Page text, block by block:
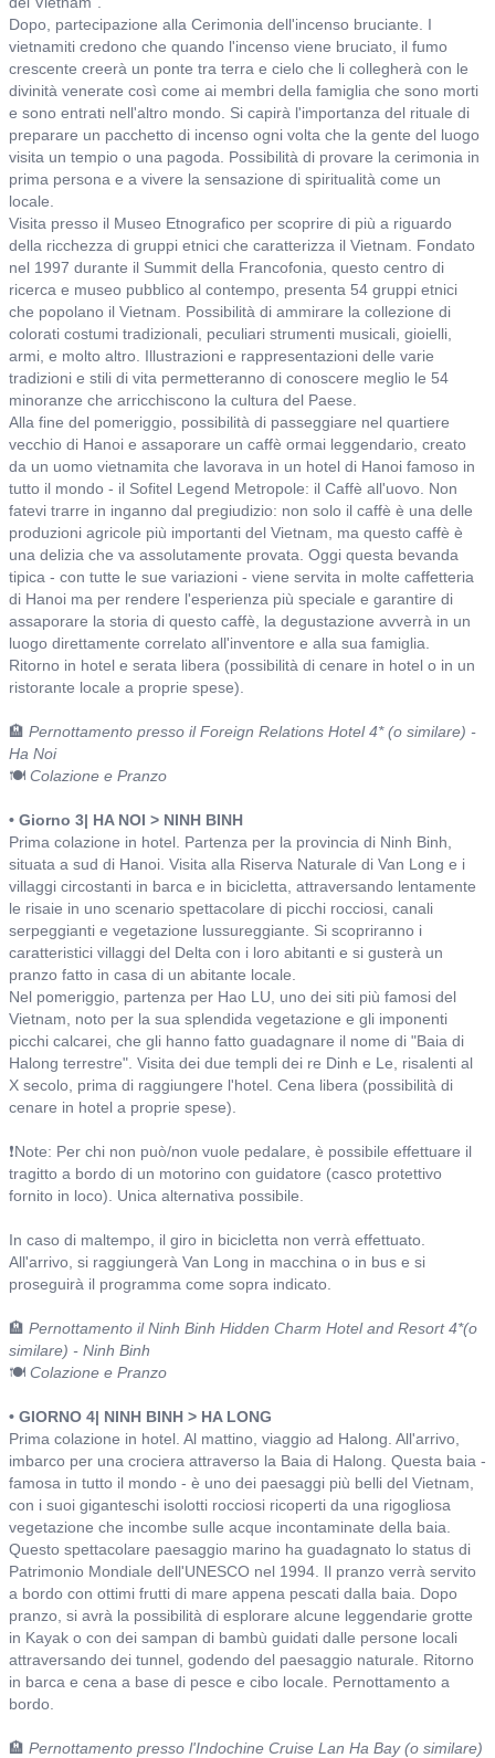
Dopo, partecipazione alla Cerimonia dell'incenso bruciante. I
vietnamiti credono che quando l'incenso viene bruciato, il fumo
crescente creerà un ponte tra terra e cielo che li collegherà con le
divinità venerate così come ai membri della famiglia che sono morti
e sono entrati nell'altro mondo. Si capirà l'importanza del rituale di
preparare un pacchetto di incenso ogni volta che la gente del luogo
visita un tempio o una pagoda. Possibilità di provare la cerimonia in
prima persona e a vivere la sensazione di spiritualità come un
locale.
Visita presso il Museo Etnografico per scoprire di più a riguardo
della ricchezza di gruppi etnici che caratterizza il Vietnam. Fondato
nel 1997 durante il Summit della Francofonia, questo centro di
ricerca e museo pubblico al contempo, presenta 54 gruppi etnici
che popolano il Vietnam. Possibilità di ammirare la collezione di
colorati costumi tradizionali, peculiari strumenti musicali, gioielli,
armi, e molto altro. Illustrazioni e rappresentazioni delle varie
tradizioni e stili di vita permetteranno di conoscere meglio le 54
minoranze che arricchiscono la cultura del Paese.
Alla fine del pomeriggio, possibilità di passeggiare nel quartiere
vecchio di Hanoi e assaporare un caffè ormai leggendario, creato
da un uomo vietnamita che lavorava in un hotel di Hanoi famoso in
tutto il mondo - il Sofitel Legend Metropole: il Caffè all'uovo. Non
fatevi trarre in inganno dal pregiudizio: non solo il caffè è una delle
produzioni agricole più importanti del Vietnam, ma questo caffè è
una delizia che va assolutamente provata. Oggi questa bevanda
tipica - con tutte le sue variazioni - viene servita in molte caffetteria
di Hanoi ma per rendere l'esperienza più speciale e garantire di
assaporare la storia di questo caffè, la degustazione avverrà in un
luogo direttamente correlato all'inventore e alla sua famiglia.
Ritorno in hotel e serata libera (possibilità di cenare in hotel o in un
ristorante locale a proprie spese).
🏨 Pernottamento presso il Foreign Relations Hotel 4* (o similare) -
Ha Noi
🍽️ Colazione e Pranzo
• Giorno 3| HA NOI > NINH BINH
Prima colazione in hotel. Partenza per la provincia di Ninh Binh,
situata a sud di Hanoi. Visita alla Riserva Naturale di Van Long e i
villaggi circostanti in barca e in bicicletta, attraversando lentamente
le risaie in uno scenario spettacolare di picchi rocciosi, canali
serpeggianti e vegetazione lussureggiante. Si scopriranno i
caratteristici villaggi del Delta con i loro abitanti e si gusterà un
pranzo fatto in casa di un abitante locale.
Nel pomeriggio, partenza per Hao LU, uno dei siti più famosi del
Vietnam, noto per la sua splendida vegetazione e gli imponenti
picchi calcarei, che gli hanno fatto guadagnare il nome di "Baia di
Halong terrestre". Visita dei due templi dei re Dinh e Le, risalenti al
X secolo, prima di raggiungere l'hotel. Cena libera (possibilità di
cenare in hotel a proprie spese).
❗Note: Per chi non può/non vuole pedalare, è possibile effettuare il
tragitto a bordo di un motorino con guidatore (casco protettivo
fornito in loco). Unica alternativa possibile.
In caso di maltempo, il giro in bicicletta non verrà effettuato.
All'arrivo, si raggiungerà Van Long in macchina o in bus e si
proseguirà il programma come sopra indicato.
🏨 Pernottamento il Ninh Binh Hidden Charm Hotel and Resort 4*(o
similare) - Ninh Binh
🍽️ Colazione e Pranzo
• GIORNO 4| NINH BINH > HA LONG
Prima colazione in hotel. Al mattino, viaggio ad Halong. All'arrivo,
imbarco per una crociera attraverso la Baia di Halong. Questa baia -
famosa in tutto il mondo - è uno dei paesaggi più belli del Vietnam,
con i suoi giganteschi isolotti rocciosi ricoperti da una rigogliosa
vegetazione che incombe sulle acque incontaminate della baia.
Questo spettacolare paesaggio marino ha guadagnato lo status di
Patrimonio Mondiale dell'UNESCO nel 1994. Il pranzo verrà servito
a bordo con ottimi frutti di mare appena pescati dalla baia. Dopo
pranzo, si avrà la possibilità di esplorare alcune leggendarie grotte
in Kayak o con dei sampan di bambù guidati dalle persone locali
attraversando dei tunnel, godendo del paesaggio naturale. Ritorno
in barca e cena a base di pesce e cibo locale. Pernottamento a
bordo.
🏨 Pernottamento presso l'Indochine Cruise Lan Ha Bay (o similare)